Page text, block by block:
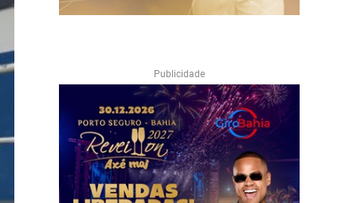
Publicidade